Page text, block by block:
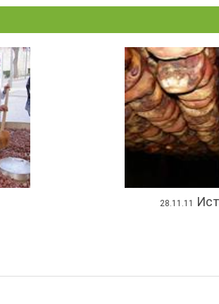
28.11.11